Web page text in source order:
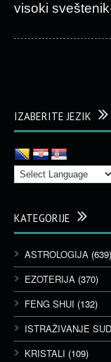
visoki
IZABERITE JEZIK
KATEGORIJE
ASTROLOGIJA (639)
EZOTERIJA (370)
FENG SHUI (132)
ISTRAŽIVANJE
KRISTALI (109)